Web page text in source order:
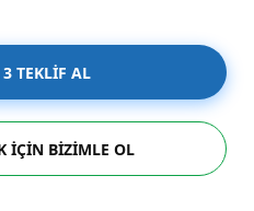
3 TEKLİF AL
İÇİN BİZİMLE OL